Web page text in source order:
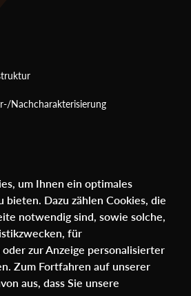
Nachcharakterisierung
um Ihnen ein optimales
bieten. Dazu zählen Cookies, die
notwendig sind, sowie solche,
für
zur Anzeige personalisierter
Zum Fortfahren auf unserer
aus, dass Sie unsere